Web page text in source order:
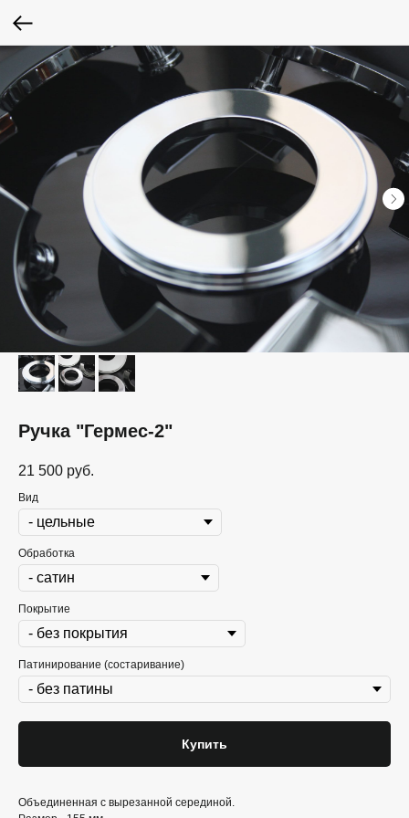
Ручка "Гермес-2"
21 500 руб.
Вид
Обработка
Покрытие
Патинирование (состаривание)
Купить
Объединенная с вырезанной серединой.